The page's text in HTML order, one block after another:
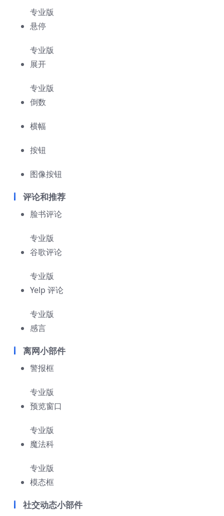
专业版
悬停
专业版
展开
专业版
倒数
横幅
按钮
图像按钮
评论和推荐
脸书评论
专业版
谷歌评论
专业版
Yelp 评论
专业版
感言
离网小部件
警报框
专业版
预览窗口
专业版
魔法科
专业版
模态框
社交动态小部件